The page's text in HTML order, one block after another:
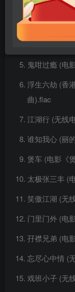
找不着藉口 (
戏剧人生 (电
小岛的故事 (
鬼咁过瘾 (电
浮生六劫 (香
曲).flac
江湖行 (无线
谁知我心 (丽
煲车 (电影《
太极张三丰 (
笑傲江湖 (无
门里门外 (电
孖襟兄弟 (电
忘尽心中情 (
戏班小子 (无